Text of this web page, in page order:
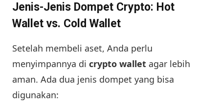
Jenis-Jenis Dompet Crypto: Hot
Wallet vs. Cold Wallet
Setelah membeli aset, Anda perlu
menyimpannya di crypto wallet agar lebih
aman. Ada dua jenis dompet yang bisa
digunakan: